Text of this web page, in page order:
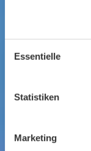
Essentielle
Statistiken
Marketing